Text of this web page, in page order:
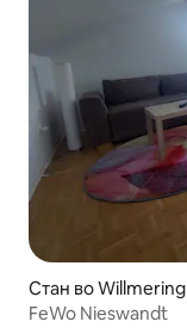
Стан во Willmering
FeWo Nieswandt